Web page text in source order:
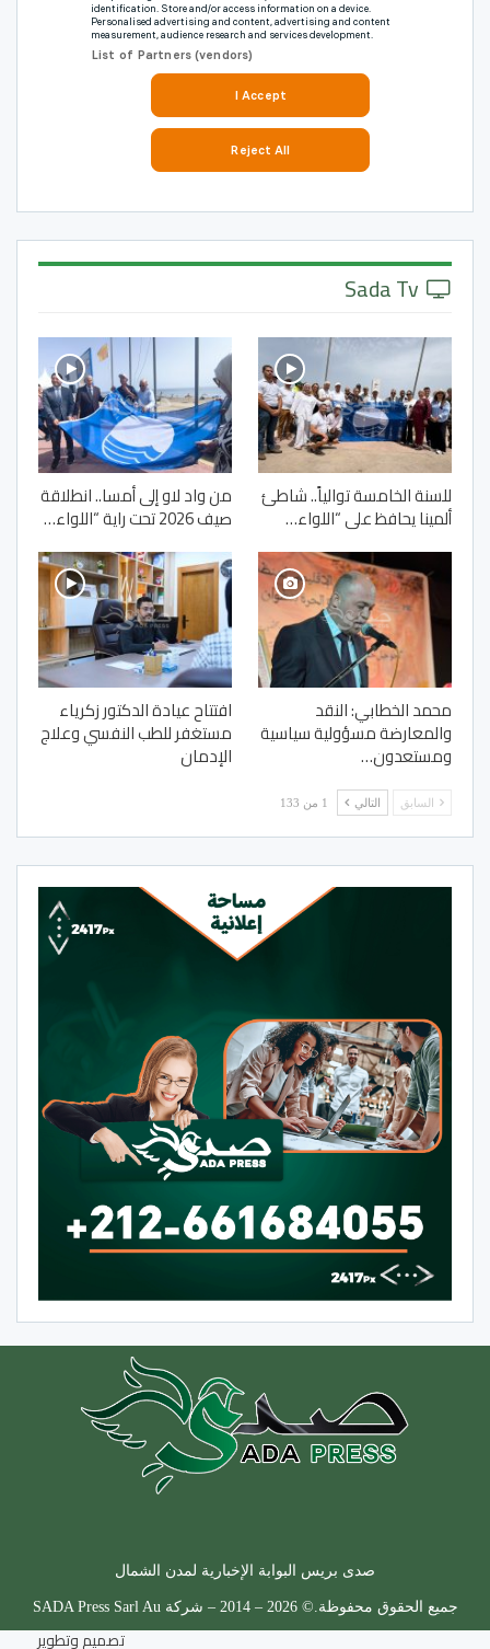
للسنة الخامسة توالياً.. شاطئ
ألمينا يحافظ على “اللواء…
من واد لاو إلى أمسا.. انطلاقة
صيف 2026 تحت راية “اللواء…
محمد الخطابي: النقد
والمعارضة مسؤولية سياسية
ومستعدون…
افتتاح عيادة الدكتور زكرياء
مستغفر للطب النفسي وعلاج
الإدمان
السابق التالي 1 من 133
صدى بريس البوابة الإخبارية لمدن الشمال
جميع الحقوق محفوظة.© 2026 – 2014 – شركة SADA Press Sarl Au
تصميم وتطوير